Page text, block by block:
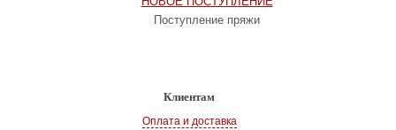
Поступление пряжи
Клиентам
Оплата и доставка